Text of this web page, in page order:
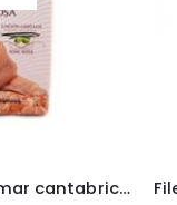
Acciughe biologiche del mar cantabrico con sale rosa del himalaya 55g